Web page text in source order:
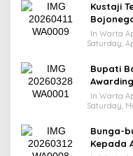
​Kustaji
UKW
In Warta
Saturday,
Bupati
In Warta
Saturday,
Bunga-
Kepada